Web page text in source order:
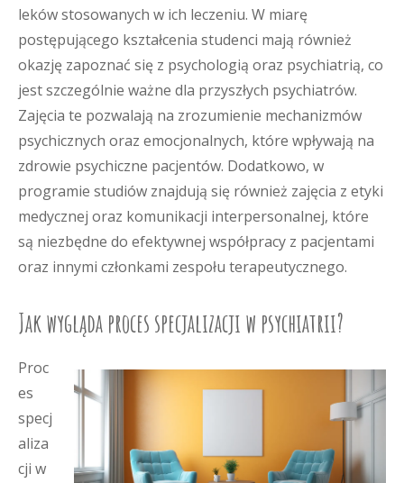
leków stosowanych w ich leczeniu. W miarę
postępującego kształcenia studenci mają również
okazję zapoznać się z psychologią oraz psychiatrią, co
jest szczególnie ważne dla przyszłych psychiatrów.
Zajęcia te pozwalają na zrozumienie mechanizmów
psychicznych oraz emocjonalnych, które wpływają na
zdrowie psychiczne pacjentów. Dodatkowo, w
programie studiów znajdują się również zajęcia z etyki
medycznej oraz komunikacji interpersonalnej, które
są niezbędne do efektywnej współpracy z pacjentami
oraz innymi członkami zespołu terapeutycznego.
Jak wygląda proces specjalizacji w psychiatrii?
Proc
es
specj
aliza
cji w